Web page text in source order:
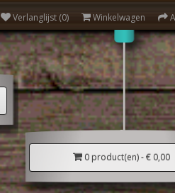
Verlanglijst (0) Winkelwagen
0 product(en) - € 0,00